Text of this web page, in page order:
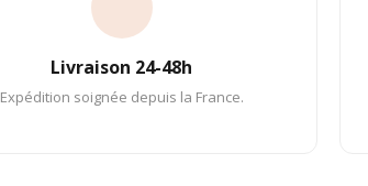
Livraison 24-48h
Expédition soignée depuis la France.